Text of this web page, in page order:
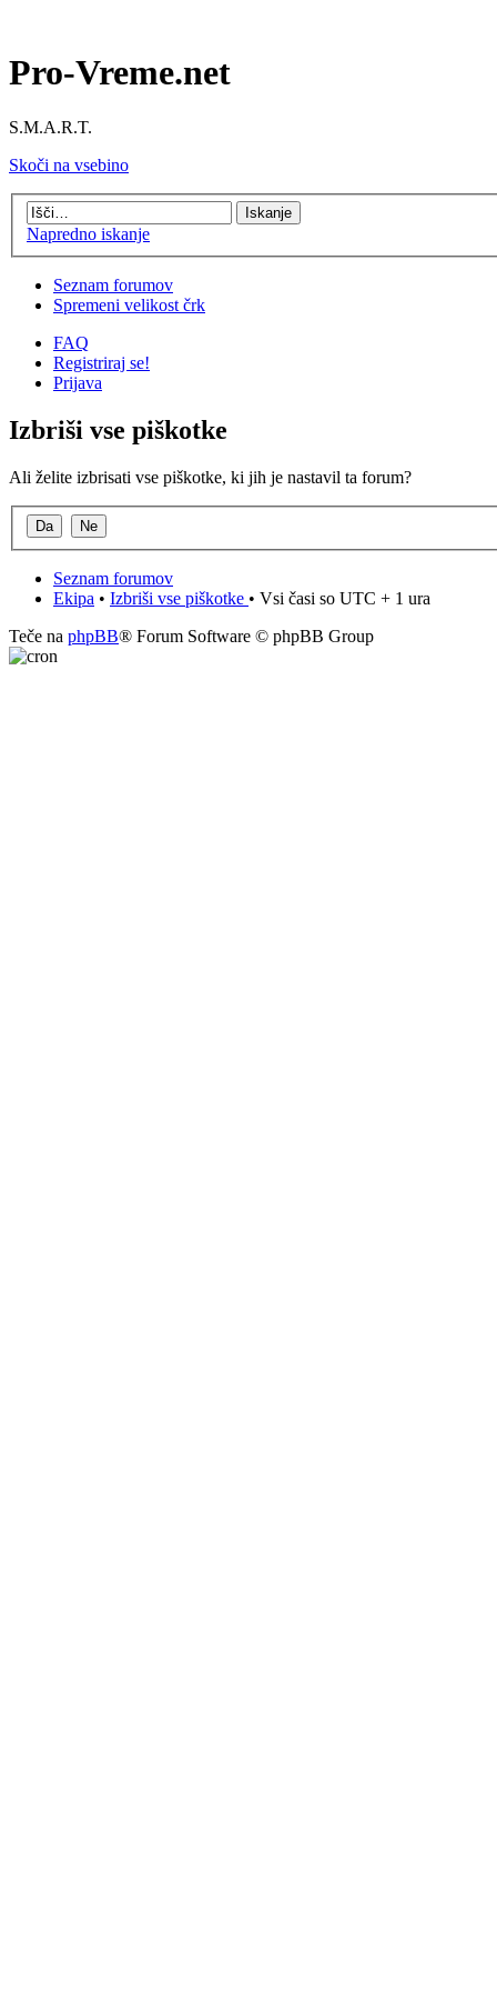
Pro-Vreme.net
S.M.A.R.T.
Skoči na vsebino
Napredno iskanje
Seznam forumov
Spremeni velikost črk
FAQ
Registriraj se!
Prijava
Izbriši vse piškotke
Ali želite izbrisati vse piškotke, ki jih je nastavil ta forum?
Seznam forumov
Ekipa • Izbriši vse piškotke • Vsi časi so UTC + 1 ura
Teče na phpBB® Forum Software © phpBB Group